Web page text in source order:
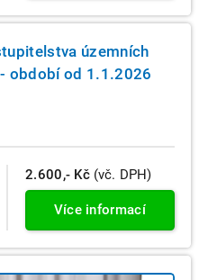
územních
období od 1.1.2026
2.600,- Kč (vč. DPH)
Více informací